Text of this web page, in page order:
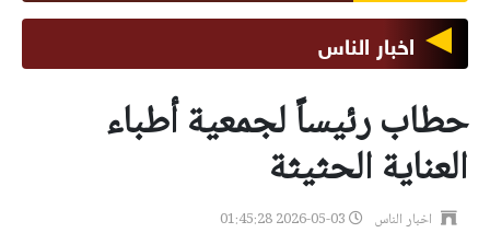
اخبار الناس
حطاب رئيساً لجمعية أطباء
العناية الحثيثة
اخبار الناس